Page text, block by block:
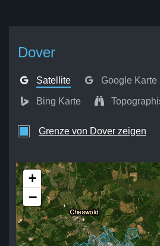
Dover
Satellite Google Karte
Bing Karte
Grenze von Dover zeigen
+
−